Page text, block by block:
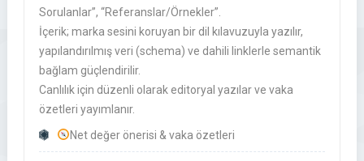
Sorulanlar”, “Referanslar/Örnekler”.
İçerik; marka sesini koruyan bir dil kılavuzuyla yazılır,
yapılandırılmış veri (schema) ve dahili linklerle semantik
bağlam güçlendirilir.
Canlılık için düzenli olarak editoryal yazılar ve vaka
özetleri yayımlanır.
Net değer önerisi & vaka özetleri